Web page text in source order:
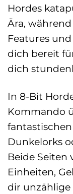
Hordes
Ära,
Features
dich bereit
dich
In 8-Bit
Kommando
Dunkelorks
Beide
Einheiten,
dir